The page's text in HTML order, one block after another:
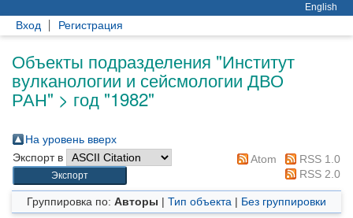
English
Вход Регистрация
Объекты подразделения "Институт
вулканологии и сейсмологии ДВО
РАН" > год "1982"
На уровень вверх
Экспорт в
Atom
RSS 1.0
RSS 2.0
Группировка по: Авторы | Тип объекта | Без группировки